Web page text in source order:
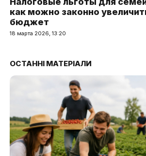
как можно законно
бюджет
18 марта 2026, 13:20
ОСТАННІ МАТЕРІАЛИ